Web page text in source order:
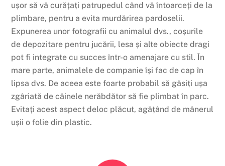
ușor să vă curățați patrupedul când vă întoarceți de la
plimbare, pentru a evita murdărirea pardoselii.
Expunerea unor fotografii cu animalul dvs., coșurile
de depozitare pentru jucării, lesa și alte obiecte dragi
pot fi integrate cu succes într-o amenajare cu stil. În
mare parte, animalele de companie își fac de cap în
lipsa dvs. De aceea este foarte probabil să găsiți ușa
zgâriată de câinele nerăbdător să fie plimbat în parc.
Evitați acest aspect deloc plăcut, agățând de mânerul
ușii o folie din plastic.